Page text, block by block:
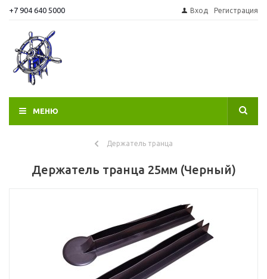
+7 904 640 5000 Вход Регистрация
МЕНЮ
Держатель транца
Держатель транца 25мм (Черный)